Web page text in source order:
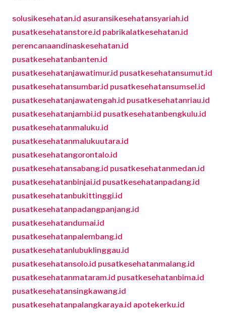
solusikesehatan.id asuransikesehatansyariah.id
pusatkesehatanstore.id pabrikalatkesehatan.id
perencanaandinaskesehatan.id
pusatkesehatanbanten.id
pusatkesehatanjawatimur.id pusatkesehatansumut.id
pusatkesehatansumbar.id pusatkesehatansumsel.id
pusatkesehatanjawatengah.id pusatkesehatanriau.id
pusatkesehatanjambi.id pusatkesehatanbengkulu.id
pusatkesehatanmaluku.id
pusatkesehatanmalukuutara.id
pusatkesehatangorontalo.id
pusatkesehatansabang.id pusatkesehatanmedan.id
pusatkesehatanbinjai.id pusatkesehatanpadang.id
pusatkesehatanbukittinggi.id
pusatkesehatanpadangpanjang.id
pusatkesehatandumai.id
pusatkesehatanpalembang.id
pusatkesehatanlubuklinggau.id
pusatkesehatansolo.id pusatkesehatanmalang.id
pusatkesehatanmataram.id pusatkesehatanbima.id
pusatkesehatansingkawang.id
pusatkesehatanpalangkaraya.id apotekerku.id